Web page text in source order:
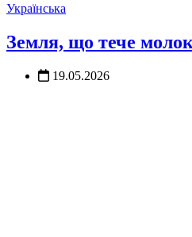
Українська
Земля, що тече
19.05.2026